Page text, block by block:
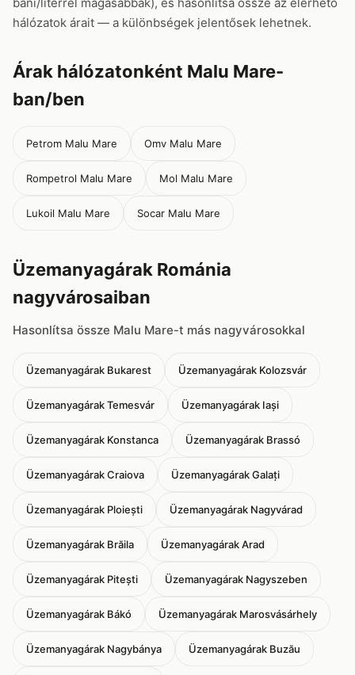
hálózatok árait — a különbségek jelentősek lehetnek.
Árak hálózatonként Malu Mare-
ban/ben
Petrom Malu Mare Omv Malu Mare
Rompetrol Malu Mare Mol Malu Mare
Lukoil Malu Mare Socar Malu Mare
Üzemanyagárak Románia
nagyvárosaiban
Hasonlítsa össze Malu Mare-t más nagyvárosokkal
Üzemanyagárak Bukarest Üzemanyagárak Kolozsvár
Üzemanyagárak Temesvár Üzemanyagárak Iași
Üzemanyagárak Konstanca Üzemanyagárak Brassó
Üzemanyagárak Craiova Üzemanyagárak Galați
Üzemanyagárak Ploiești Üzemanyagárak Nagyvárad
Üzemanyagárak Brăila Üzemanyagárak Arad
Üzemanyagárak Pitești Üzemanyagárak Nagyszeben
Üzemanyagárak Bákó Üzemanyagárak Marosvásárhely
Üzemanyagárak Nagybánya Üzemanyagárak Buzău